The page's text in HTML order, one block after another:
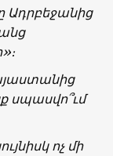
Ադրբեջանից
սպասվո՞ւմ
ոչ մի